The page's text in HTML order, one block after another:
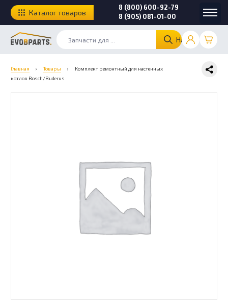
Найти
8 (800) 600-92-79
8 (905) 081-01-00
Каталог товаров
Главная › Товары ›
Комплект ремонтный для настенных
котлов Bosch/Buderus